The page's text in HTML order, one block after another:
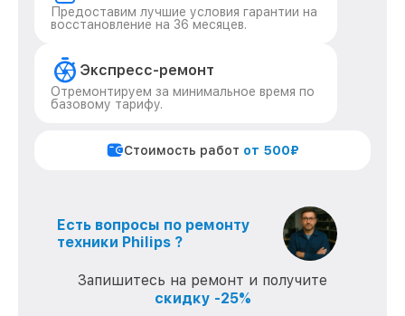
Предоставим лучшие условия гарантии на
восстановление на 36 месяцев.
Экспресс-ремонт
Отремонтируем за минимальное время по
базовому тарифу.
Стоимость работ от 500₽
Есть вопросы по ремонту
техники Philips ?
Запишитесь на ремонт и получите
скидку -25%